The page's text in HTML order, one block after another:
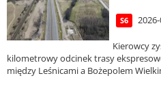
S6
Kierowcy
kilometrowy odcinek trasy
między Leśnicami a Bożepolem